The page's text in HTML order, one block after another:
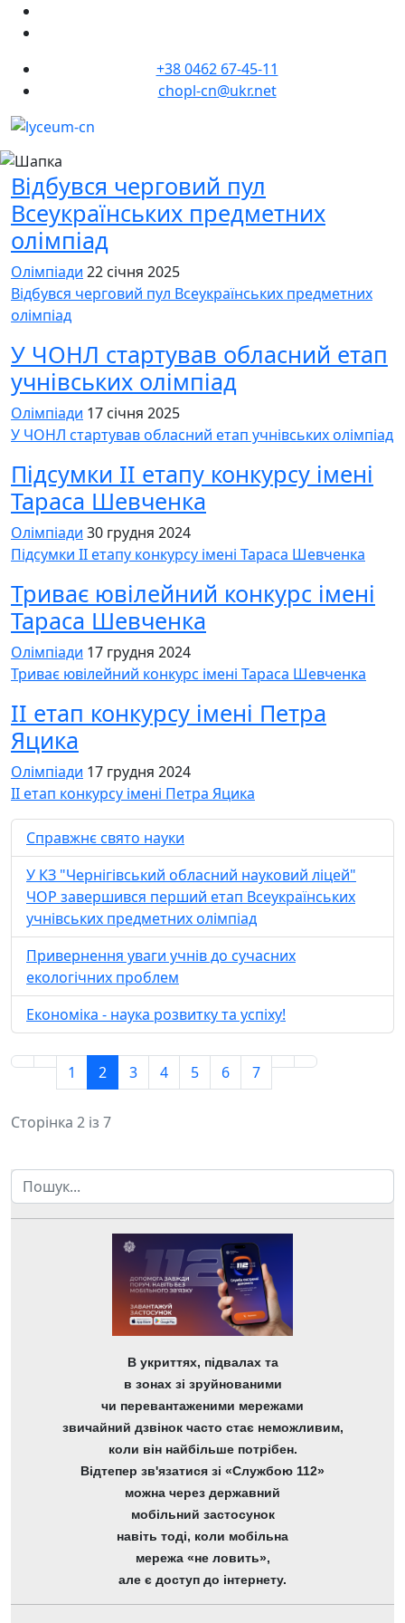
+38 0462 67-45-11
chopl-cn@ukr.net
Відбувся черговий пул
Всеукраїнських предметних
олімпіад
Олімпіади 22 січня 2025
Відбувся черговий пул Всеукраїнських предметних
олімпіад
У ЧОНЛ стартував обласний етап
учнівських олімпіад
Олімпіади 17 січня 2025
У ЧОНЛ стартував обласний етап учнівських олімпіад
Підсумки ІІ етапу конкурсу імені
Тараса Шевченка
Олімпіади 30 грудня 2024
Підсумки ІІ етапу конкурсу імені Тараса Шевченка
Триває ювілейний конкурс імені
Тараса Шевченка
Олімпіади 17 грудня 2024
Триває ювілейний конкурс імені Тараса Шевченка
ІІ етап конкурсу імені Петра
Яцика
Олімпіади 17 грудня 2024
ІІ етап конкурсу імені Петра Яцика
Cправжнє свято науки
У КЗ "Чернігівський обласний науковий ліцей"
ЧОР завершився перший етап Всеукраїнських
учнівських предметних олімпіад
Привернення уваги учнів до сучасних
екологічних проблем
Економіка - наука розвитку та успіху!
1 2 3 4 5 6 7
Сторінка 2 із 7
Пошук
В укриттях, підвалах та
в зонах зі зруйнованими
чи перевантаженими мережами
звичайний дзвінок часто стає неможливим,
коли він найбільше потрібен.
Відтепер зв'язатися зі «Службою 112»
можна через державний
мобільний застосунок
навіть тоді, коли мобільна
мережа «не ловить»,
але є доступ до інтернету.